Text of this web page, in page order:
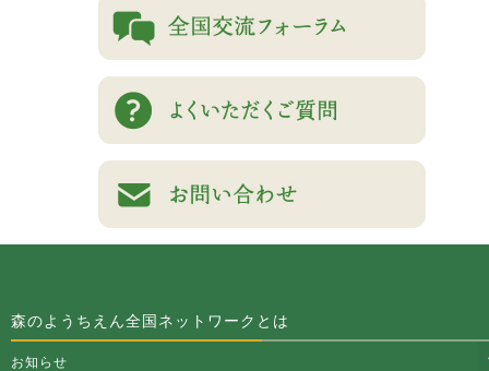
森のようちえん全国ネットワークとは
お知らせ